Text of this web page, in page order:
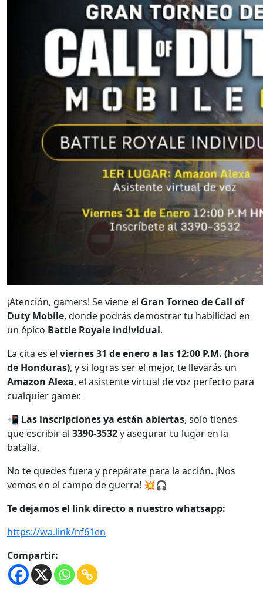
¡Atención, gamers! Se viene el Gran Torneo de Call of
Duty Mobile, donde podrás demostrar tu habilidad en
un épico Battle Royale individual.
La cita es el viernes 31 de enero a las 12:00 P.M. (hora
de Honduras), y si logras ser el mejor, te llevarás un
Amazon Alexa, el asistente virtual de voz perfecto para
cualquier gamer.
📲 Las inscripciones ya están abiertas, solo tienes
que escribir al 3390-3532y asegurar tu lugar en la
batalla.
No te quedes fuera y prepárate para la acción. ¡Nos
vemos en el campo de guerra! 💥🎧
Te dejamos el link directo a nuestro whatsapp:
https://wa.link/nf61en
Compartir: